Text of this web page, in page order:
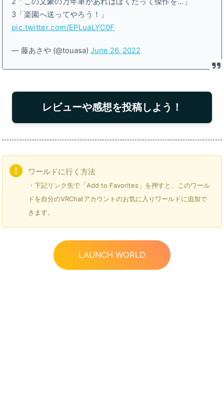
3「楽園へ送ってやろう！」
pic.twitter.com/EPLuaLYC0F
— 藤あさや (@touasa)June 26, 2022
レビューや感想を投稿しよう！
ワールドに行く方法
・下記リンク先で「Add to Favorites」を押すと、このワール
ドを自分のVRChatアカウントのお気に入りワールドに追加で
きます。
LAUNCH WORLD